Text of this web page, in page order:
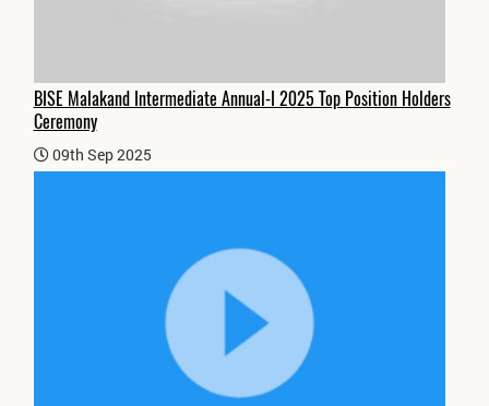
BISE Malakand Intermediate Annual-I 2025 Top Position Holders
Ceremony
09th Sep 2025